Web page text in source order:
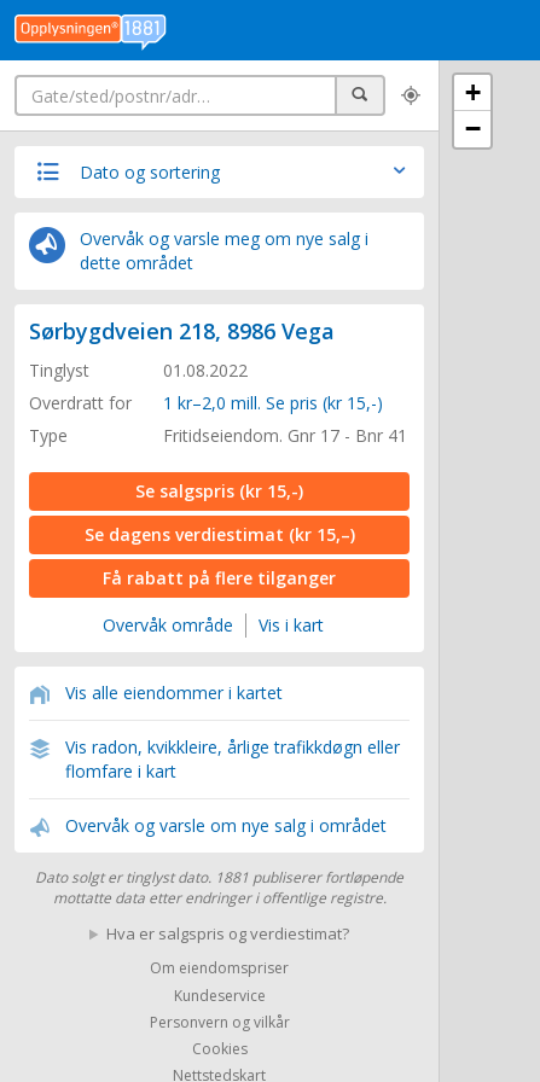
Søk
Dato og sortering
Overvåk og varsle meg om nye salg i
dette området
Sørbygdveien 218, 8986 Vega
Tinglyst
01.08.2022
Overdratt for
1 kr–2,0 mill. Se pris (kr 15,-)
Type
Fritidseiendom. Gnr 17 - Bnr 41
Se salgspris (kr 15,-)
Se dagens verdiestimat (kr 15,–)
Få rabatt på flere tilganger
Overvåk område Vis i kart
Vis alle eiendommer i kartet
Vis radon, kvikkleire, årlige trafikkdøgn eller
flomfare i kart
Overvåk og varsle om nye salg i området
Dato solgt er tinglyst dato. 1881 publiserer fortløpende
mottatte data etter endringer i offentlige registre.
Hva er salgspris og verdiestimat?
Om eiendomspriser
Kundeservice
Personvern og vilkår
Cookies
Nettstedskart
+
−